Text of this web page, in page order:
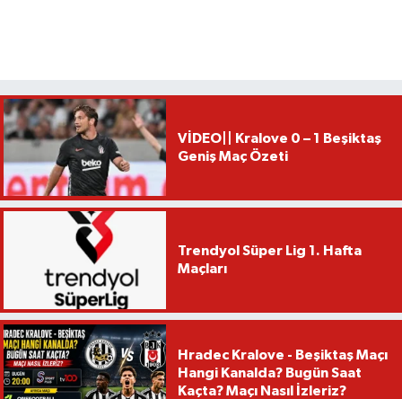
VİDEO|| Kralove 0 – 1 Beşiktaş
Geniş Maç Özeti
Trendyol Süper Lig 1. Hafta
Maçları
Hradec Kralove - Beşiktaş Maçı
Hangi Kanalda? Bugün Saat
Kaçta? Maçı Nasıl İzleriz?